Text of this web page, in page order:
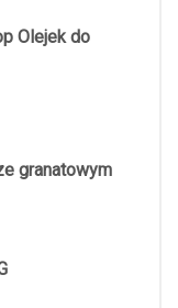
Olejek do
granatowym